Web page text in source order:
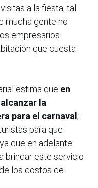
a la fiesta, tal
mucha gente no
empresarios
que cuesta
estima que en
la
para el carnaval ;
para que
que en adelante
brindar este servicio
los costos de